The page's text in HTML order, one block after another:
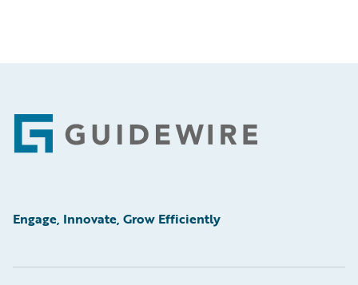
Footer
Engage, Innovate, Grow Efficiently